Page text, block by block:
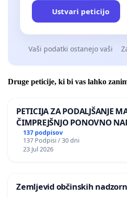
Ustvari peticijo
Vaši podatki ostanejo vaši
Druge peticije, ki bi vas lahko
PETICIJA ZA PODALJŠANJE
ČIMPREJŠNJO PONOVNO
BERNARDA ŠRAJNERJA NA
REPUBLIKE SLOVENIJE V
137 podpisov
137 Podpisi / 30 dni
23 Jul 2026
Zemljevid občinskih